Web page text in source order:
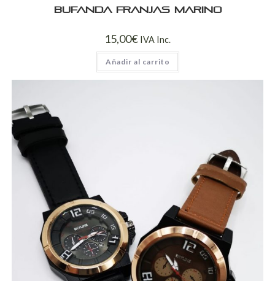
Bufanda franjas marino
15,00€ IVA Inc.
Añadir al carrito